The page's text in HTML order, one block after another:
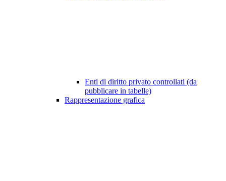
Enti di diritto privato controllati (da
pubblicare in tabelle)
Rappresentazione grafica